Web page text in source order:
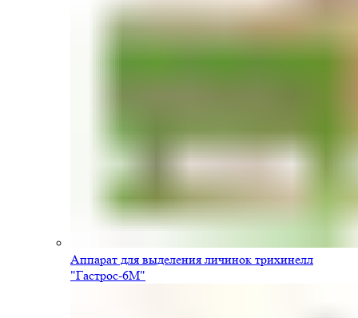
Аппарат для выделения личинок трихинелл
"Гастрос-6М"